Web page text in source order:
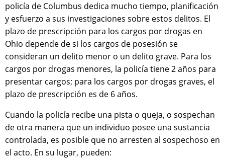
policía de Columbus dedica mucho tiempo, planificación
y esfuerzo a sus investigaciones sobre estos delitos. El
plazo de prescripción para los cargos por drogas en
Ohio depende de si los cargos de posesión se
consideran un delito menor o un delito grave. Para los
cargos por drogas menores, la policía tiene 2 años para
presentar cargos; para los cargos por drogas graves, el
plazo de prescripción es de 6 años.
Cuando la policía recibe una pista o queja, o sospechan
de otra manera que un individuo posee una sustancia
controlada, es posible que no arresten al sospechoso en
el acto. En su lugar, pueden: